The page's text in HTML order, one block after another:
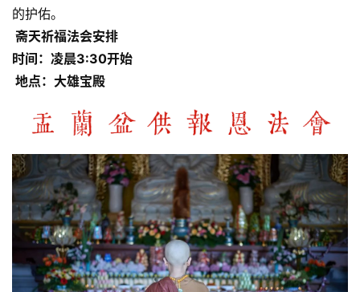
八
点
僧
音
高
僧
的护佑。
斋天祈福法会安排
时间：凌晨3:30开始
地点：大雄宝殿